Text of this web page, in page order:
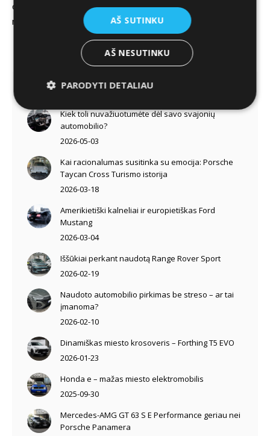
daug SAUGESNIS, nei automobilis, kurio tikros istorijos Jūs
niekada nesužinosit.
Kitos apžvalgos ir straipsniai
Kiek toli nuvažiuotumėte dėl savo svajonių
automobilio?
2026-05-03
Kai racionalumas susitinka su emocija: Porsche
Taycan Cross Turismo istorija
2026-03-18
Amerikietiški kalneliai ir europietiškas Ford
Mustang
2026-03-04
Iššūkiai perkant naudotą Range Rover Sport
2026-02-19
Naudoto automobilio pirkimas be streso – ar tai
įmanoma?
2026-02-10
Dinamiškas miesto krosoveris – Forthing T5 EVO
2026-01-23
Honda e – mažas miesto elektromobilis
2025-09-30
Mercedes-AMG GT 63 S E Performance geriau nei
Porsche Panamera
AŠ SUTINKU
AŠ NESUTINKU
PARODYTI DETALIAU